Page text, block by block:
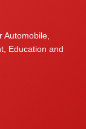
Automobile,
Education and